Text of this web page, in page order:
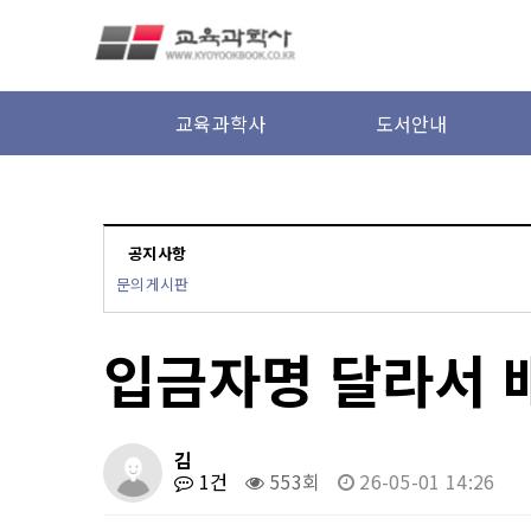
교육과학사 도서안내
공지사항
문의게시판
입금자명 달라서
김
1건 553회 26-05-01 14:26